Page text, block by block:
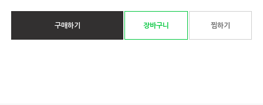
구매하기 장바구니 찜하기